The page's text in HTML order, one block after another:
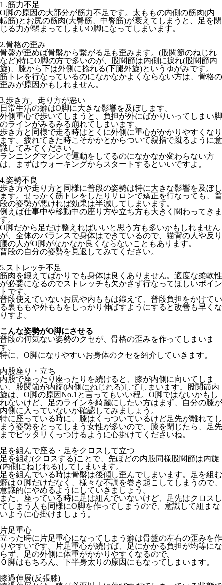
1 .筋力不足
O脚の原因の大部分が筋力不足です。太ももの内側の筋肉(内
転筋)とお尻の筋肉(大臀筋、中臀筋)が衰えてしまうと、
足を閉
じる力が弱まってしまいO脚になってしまいます。
2.骨格の歪み
骨盤が歪めば骨盤から繋がる足も歪みます。(股関節のねじれ
など)特にO脚の方で多いのが、股関節は内側に捩れ(股関節内
旋)、 膝から下は外側に捻れる(下腿外旋)というゆがみです。
筋トレを行なっているのになかなかよくならない方は、 骨格の
歪みが原因かもしれません。
3.歩き方、走り方が悪い
日常生活の癖はO脚に大きな影響を及ぼします。
外側重心で歩いてしまうと、 負担が外にばかりいってしまい脚
のラインがみるみる崩れてしまい ます。
歩き方と同様で走る時はとくに外側に重心がかかりやすくなり
ます。 疲れてきた時こそかかとからついて親指で蹴るように意
識してみて ください。
ランニングマシンで運動をしてるのになかなか変わらない方
は、
まずはウォーキングからスタートするといいですよ。
4.姿勢不良
歩き方や走り方と同様に普段の姿勢は特に大きな影響を及ぼし
ます。せっかく筋トレをしたりサロンで矯正を行なっても、 普
段の姿勢が悪ければ効果は半減してしまいます。
例えば仕事中や移動中の座り方や立ち方も大きく関わってきま
す。
O脚だから足だけ整えればいいと思う方も多いかもしれません
が、 全体のバランスで身体はできているので、猫背の人や反り
腰の人がO脚がなかなか良くならないこともあります。
普段の自分の姿勢を見返してみてください。
5.ストレッチ不足
筋肉を鍛えてばかりでも身体は良くありません。 適度な柔軟性
が必要になるのでストレッチも欠かさず行なってほしいポイン
トです。
普段使えていないお尻や内ももは鍛えて、 普段負担をかけてい
る裏ももや外ももをしっかり伸ばすようにする と改善も早くな
りすよ。
こんな姿勢がO脚にさせる
普段の何気ない姿勢のクセが、骨格の歪みを作ってしまいま
す。
特に、O脚になりやすいお身体のクセを紹介していきます。
内股座り・立ち
内股で座ったり座ったりを続けると、膝が内側に向いてしま
い、股関節が内旋(内側にねじれる)してしまいます。股関節内
旋は、O脚の原因No.1と言ってもいい程。O脚ではないかもし
れないけど、足のラインを綺麗にしたい方はまず、自分の膝が
内側に入っていないか確認してみましょう。
特に座っている時に、膝はくっついているけど足先が離れてし
まう姿勢をとってしまう女性が多いので、膝を閉じたら、足先
までピッタリくっつけるように心掛けてくださいね。
足を組んで座る・足をクロスして立つ
足を組む(クロスする)ことで、先ほどの内股同様股関節は内旋
(内側にねじれる)してしまいます。
足を組んでいる時は骨盤は後傾し歪んでしまいます。足を組む
癖はＯ脚だけだなく、様々な不調を巻き起こしてしまうので、
意識的にやめるようにしていきましょう。
また、座っている時に足は組んでいないけど、足先はクロスし
てしまう人も同様にO脚を作ってしまうので、意識して組まな
いように心掛けましょう。
片足重心
立った時に片足重心になってしまう癖は骨盤の左右の歪みを作
りやすいです。片足重心が続けば、足にかかる負担が均等にな
らず、足の外側に体重がかかりやすくなるので、
Ｏ脚はもちろん、下半身太りの原因にもなってしまいます。
膝過伸展(反張膝)